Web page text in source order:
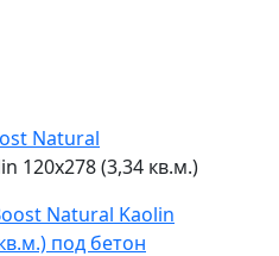
Natural
120x278 (3,34 кв.м.)